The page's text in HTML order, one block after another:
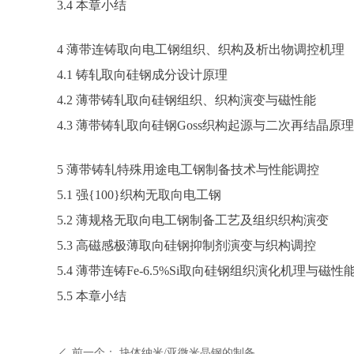
3.4 本章小结
4 薄带连铸取向电工钢组织、织构及析出物调控机理
4.1 铸轧取向硅钢成分设计原理
4.2 薄带铸轧取向硅钢组织、织构演变与磁性能
4.3 薄带铸轧取向硅钢Goss织构起源与二次再结晶原
5 薄带铸轧特殊用途电工钢制备技术与性能调控
5.1 强{100}织构无取向电工钢
5.2 薄规格无取向电工钢制备工艺及组织织构演变
5.3 高磁感极薄取向硅钢抑制剂演变与织构调控
5.4 薄带连铸Fe-6.5%Si取向硅钢组织演化机理与磁性
5.5 本章小结